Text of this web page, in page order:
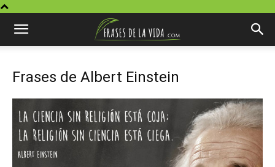
Frases de Albert Einstein